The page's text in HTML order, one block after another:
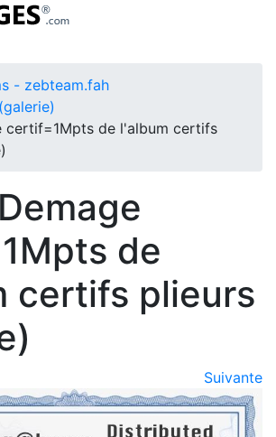
- zebteam.fah
certif=1Mpts de l'album certifs
de
certifs plieurs
Suivante